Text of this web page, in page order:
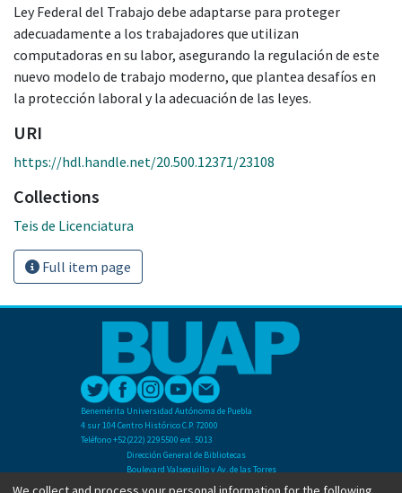
Ley Federal del Trabajo debe adaptarse para proteger
adecuadamente a los trabajadores que utilizan
computadoras en su labor, asegurando la regulación de este
nuevo modelo de trabajo moderno, que plantea desafíos en
la protección laboral y la adecuación de las leyes.
URI
https://hdl.handle.net/20.500.12371/23108
Collections
Teis de Licenciatura
Full item page
Benemérita Universidad Autónoma de Puebla
4 sur 104 Centro Histórico C.P. 72000
Teléfono +52(222) 2295500 ext. 5013
Dirección General de Bibliotecas
Boulevard Valsequillo y Av. de las Torres
Ciudad Universitaria. Col. San Manuel